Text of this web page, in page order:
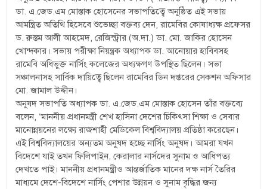
ডা. এ.জেড.এম মোস্তাক হোসেনের সভাপতিত্বে অনুষ্ঠিত এই সভায়
আমন্ত্রিত অতিথি হিসেবে শুভেচ্ছা বক্তব্য দেন, রামেবির কোষাধ্যক্ষ প্রফেসর
ড. রুস্তম আলী আহমেদ, রেজিস্ট্রার (অ.দা.) ডা. মো. জাকির হোসেন
খোন্দকার। সভায় পরীক্ষা নিয়ন্ত্রক অধ্যাপক ডা. আনোয়ার হাবিবসহ
রামেবি অধিভুক্ত নার্সিং কলেজের অধ্যক্ষগণ উপস্থিত ছিলেন। সভা
সঞ্চালনাসহ সার্বিক দায়িত্বে ছিলেন রামেবির ডিন দপ্তরের সেকশন অফিসার
মো. জামাল উদ্দীন।
অনুষদ সভাপতি অধ্যাপক ডা. এ.জেড.এম মোস্তাক হোসেন তাঁর বক্তব্যে
বলেন, ‘মাননীয় প্রধানমন্ত্রী শেখ হাসিনা দেশের চিকিৎসা শিক্ষা ও সেবার
মানোন্নয়নের লক্ষ্যে রাজশাহী মেডিকেল বিশ্ববিদ্যালয় প্রতিষ্ঠা করেছেন।
এই বিশ্ববিদ্যালয়ের অন্যতম অনুষদ হচ্ছে নার্সিং অনুষদ। আমরা যখন
বিদেশে যাই তখন ফিলিপাইন, কেরালার নার্সদের সুনাম ও আধিপত্য
দেখতে পাই। মাননীয় প্রধানমন্ত্রীও আন্তর্জাতিক মানের দক্ষ নার্স তৈরির
মাধ্যমে দেশে-বিদেশে নার্সিং পেশার উন্নয়ন ও সুনাম বৃদ্ধির জন্য